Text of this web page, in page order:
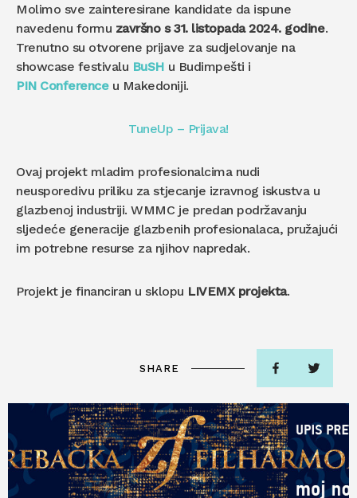
Molimo sve zainteresirane kandidate da ispune
navedenu formu završno s 31. listopada 2024. godine.
Trenutno su otvorene prijave za sudjelovanje na
showcase festivalu BuSHu Budimpešti i
PIN Conferenceu Makedoniji.
TuneUp – Prijava!
Ovaj projekt mladim profesionalcima nudi
neusporedivu priliku za stjecanje izravnog iskustva u
glazbenoj industriji. WMMC je predan podržavanju
sljedeće generacije glazbenih profesionalaca, pružajući
im potrebne resurse za njihov napredak.
Projekt je financiran u sklopu LIVEMX projekta.
SHARE